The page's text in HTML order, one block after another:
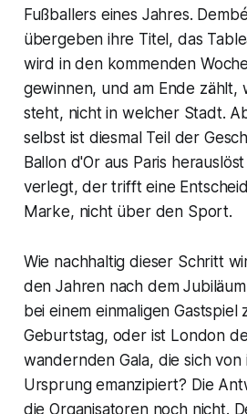
Fußballers eines Jahres.
übergeben ihre Titel, das
wird in den kommenden
gewinnen, und am Ende zählt,
steht, nicht in welcher Stadt.
selbst ist diesmal Teil der
Ballon d'Or aus Paris
verlegt, der trifft eine
Marke, nicht über den Sport.
Wie nachhaltig dieser Schritt
den Jahren nach dem
bei einem einmaligen Gastspiel
Geburtstag, oder ist London
wandernden Gala, die sich von
Ursprung emanzipiert? Die
die Organisatoren noch nicht.